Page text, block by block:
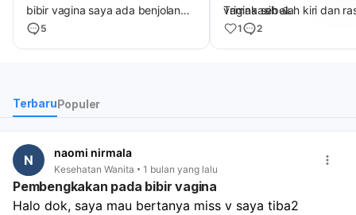
bibir vagina saya ada benjolan
seukuran kelereng... Tidak ada
Saya kira itu bisul tapi ko tidak
ada matanya dan tidak sakit...
Mohon infonya dokter apa yg
harus saya lakukan
5
vagina sebelah kiri dan
sangat sakit saya juga
tp blm ada perubahan,
Trimakasih 🙏
1 2
TerbaruPopuler
N naomi nirmala
Kesehatan Wanita 1 bulan yang lalu
Pembengkakan pada bibir vagina
Halo dok, saya mau bertanya miss v saya tiba2